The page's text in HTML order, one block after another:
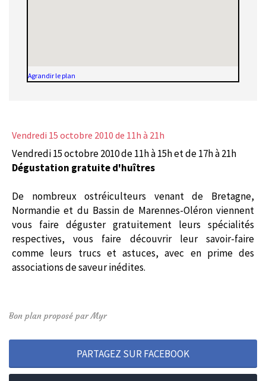
Agrandir le plan
Vendredi 15 octobre 2010 de 11h à 21h
Vendredi 15 octobre 2010 de 11h à 15h et de 17h à 21h
Dégustation gratuite d'huîtres
De nombreux ostréiculteurs venant de Bretagne,
Normandie et du Bassin de Marennes-Oléron viennent
vous faire déguster gratuitement leurs spécialités
respectives, vous faire découvrir leur savoir-faire
comme leurs trucs et astuces, avec en prime des
associations de saveur inédites.
Bon plan proposé par Myr
PARTAGEZ SUR FACEBOOK